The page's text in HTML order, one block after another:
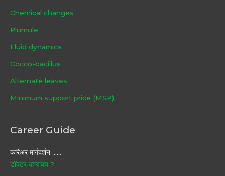
Chemical changes
Plumule
Fluid dynamics
Cocco-bacillus
Alternate leaves
Minimum support price (MSP)
Career Guide
करिअर मार्गदर्शन ……
डॉक्टर व्हायचय ?